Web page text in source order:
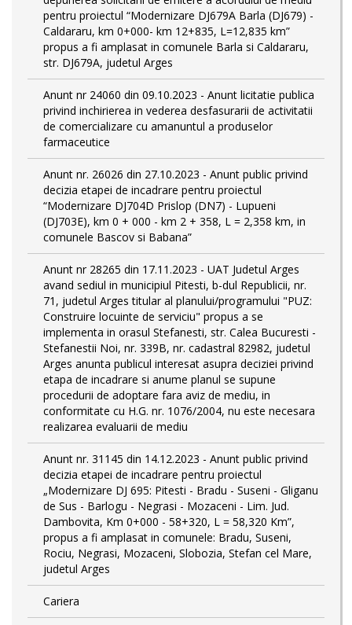
pentru proiectul “Modernizare DJ679A Barla (DJ679) -
Caldararu, km 0+000- km 12+835, L=12,835 km”
propus a fi amplasat in comunele Barla si Caldararu,
str. DJ679A, judetul Arges
Anunt nr 24060 din 09.10.2023 - Anunt licitatie publica
privind inchirierea in vederea desfasurarii de activitatii
de comercializare cu amanuntul a produselor
farmaceutice
Anunt nr. 26026 din 27.10.2023 - Anunt public privind
decizia etapei de incadrare pentru proiectul
“Modernizare DJ704D Prislop (DN7) - Lupueni
(DJ703E), km 0 + 000 - km 2 + 358, L = 2,358 km, in
comunele Bascov si Babana”
Anunt nr 28265 din 17.11.2023 - UAT Judetul Arges
avand sediul in municipiul Pitesti, b-dul Republicii, nr.
71, judetul Arges titular al planului/programului "PUZ:
Construire locuinte de serviciu" propus a se
implementa in orasul Stefanesti, str. Calea Bucuresti -
Stefanestii Noi, nr. 339B, nr. cadastral 82982, judetul
Arges anunta publicul interesat asupra deciziei privind
etapa de incadrare si anume planul se supune
procedurii de adoptare fara aviz de mediu, in
conformitate cu H.G. nr. 1076/2004, nu este necesara
realizarea evaluarii de mediu
Anunt nr. 31145 din 14.12.2023 - Anunt public privind
decizia etapei de incadrare pentru proiectul
„Modernizare DJ 695: Pitesti - Bradu - Suseni - Gliganu
de Sus - Barlogu - Negrasi - Mozaceni - Lim. Jud.
Dambovita, Km 0+000 - 58+320, L = 58,320 Km”,
propus a fi amplasat in comunele: Bradu, Suseni,
Rociu, Negrasi, Mozaceni, Slobozia, Stefan cel Mare,
judetul Arges
Cariera